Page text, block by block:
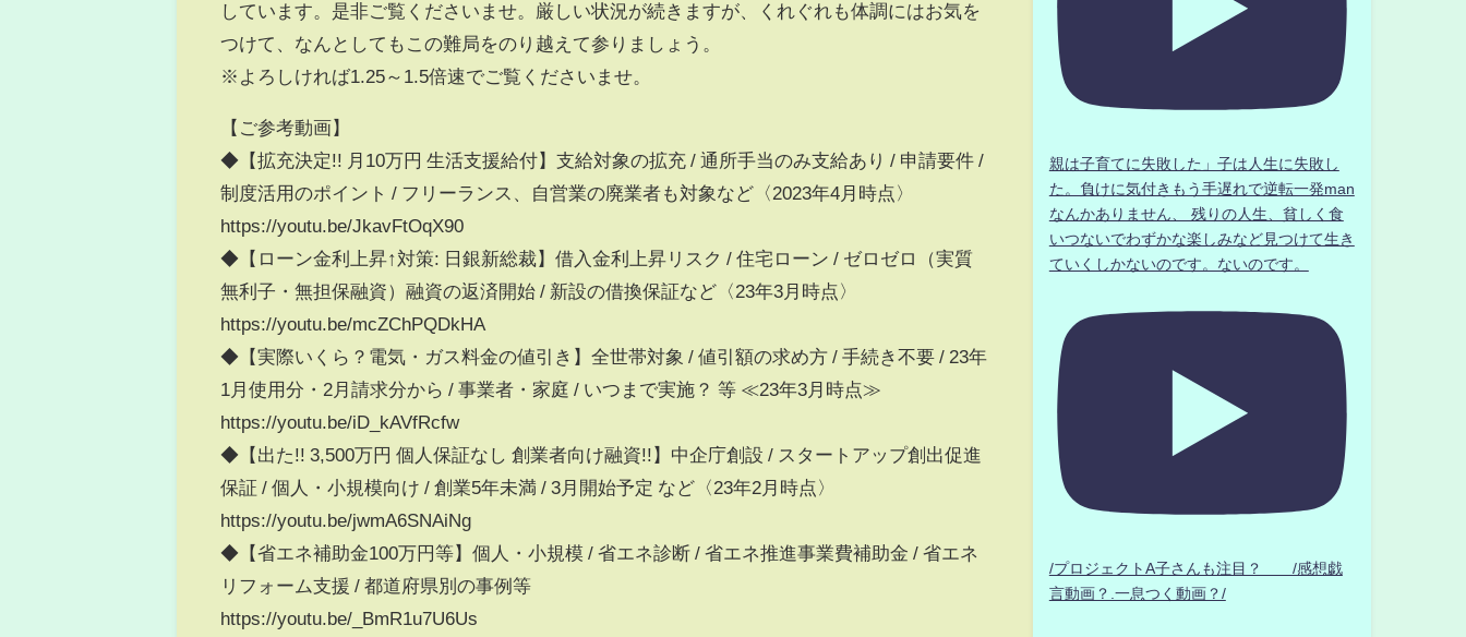
しています。是非ご覧くださいませ。厳しい状況が続きますが、くれぐれも体調にはお気を
つけて、なんとしてもこの難局をのり越えて参りましょう。
※よろしければ1.25～1.5倍速でご覧くださいませ。
【ご参考動画】
◆【拡充決定!! 月10万円 生活支援給付】支給対象の拡充 / 通所手当のみ支給あり / 申請要件 /
制度活用のポイント / フリーランス、自営業の廃業者も対象など〈2023年4月時点〉
https://youtu.be/JkavFtOqX90
◆【ローン金利上昇↑対策: 日銀新総裁】借入金利上昇リスク / 住宅ローン / ゼロゼロ（実質
無利子・無担保融資）融資の返済開始 / 新設の借換保証など〈23年3月時点〉
https://youtu.be/mcZChPQDkHA
◆【実際いくら？電気・ガス料金の値引き】全世帯対象 / 値引額の求め方 / 手続き不要 / 23年
1月使用分・2月請求分から / 事業者・家庭 / いつまで実施？ 等 ≪23年3月時点≫
https://youtu.be/iD_kAVfRcfw
◆【出た!! 3,500万円 個人保証なし 創業者向け融資!!】中企庁創設 / スタートアップ創出促進
保証 / 個人・小規模向け / 創業5年未満 / 3月開始予定 など〈23年2月時点〉
https://youtu.be/jwmA6SNAiNg
◆【省エネ補助金100万円等】個人・小規模 / 省エネ診断 / 省エネ推進事業費補助金 / 省エネ
リフォーム支援 / 都道府県別の事例等
https://youtu.be/_BmR1u7U6Us
親は子育てに失敗した」子は人生に失敗し
た。負けに気付きもう手遅れで逆転一発man
なんかありません、 残りの人生、貧しく食
いつないでわずかな楽しみなど見つけて生き
ていくしかないのです。ないのです。
/プロジェクトA子さんも注目？ /感想戯
言動画？.一息つく動画？/